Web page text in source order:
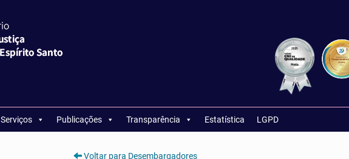
Serviços Publicações Transparência Estatística LGPD
Voltar para Desembargadores